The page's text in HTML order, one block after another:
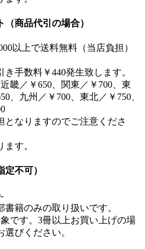
商品代引の場合）
以上で送料無料（当店負担）
手数料￥440発生致します。
畿／￥650、関東／￥700、東
、九州／￥700、東北／￥750、
なりますのでご注意くださ
す。
不可）
籍のみの取り扱いです。
です。3冊以上お買い上げの場
びください。